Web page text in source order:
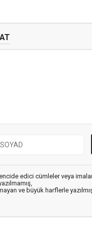
edici cümleler veya
ve büyük harflerle